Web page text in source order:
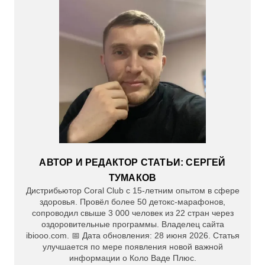
АВТОР И РЕДАКТОР СТАТЬИ: СЕРГЕЙ
ТУМАКОВ
Дистрибьютор Coral Club с 15-летним опытом в сфере
здоровья. Провёл более 50 детокс-марафонов,
сопроводил свыше 3 000 человек из 22 стран через
оздоровительные программы. Владелец сайта
ibiooo.com. 📅 Дата обновления: 28 июня 2026. Статья
улучшается по мере появления новой важной
информации о Коло Ваде Плюс.